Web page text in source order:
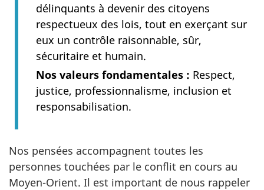
délinquants à devenir des citoyens
respectueux des lois, tout en exerçant sur
eux un contrôle raisonnable, sûr,
sécuritaire et humain.
Nos valeurs fondamentales : Respect,
justice, professionnalisme, inclusion et
responsabilisation.
Nos pensées accompagnent toutes les
personnes touchées par le conflit en cours au
Moyen-Orient. Il est important de nous rappeler